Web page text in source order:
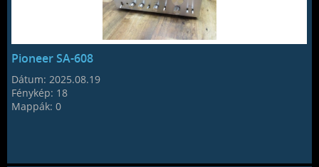
Pioneer SA-608
Dátum: 2025.08.19
Fénykép: 18
Mappák:0